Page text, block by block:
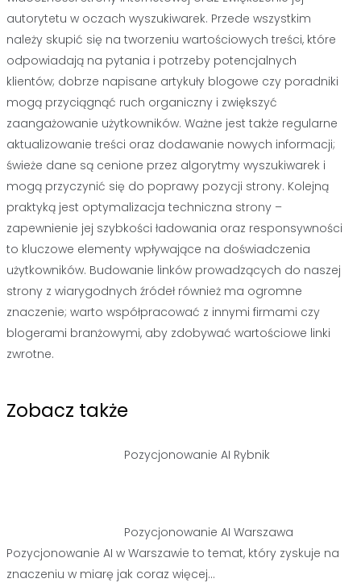
autorytetu w oczach wyszukiwarek. Przede wszystkim
należy skupić się na tworzeniu wartościowych treści, które
odpowiadają na pytania i potrzeby potencjalnych
klientów; dobrze napisane artykuły blogowe czy poradniki
mogą przyciągnąć ruch organiczny i zwiększyć
zaangażowanie użytkowników. Ważne jest także regularne
aktualizowanie treści oraz dodawanie nowych informacji;
świeże dane są cenione przez algorytmy wyszukiwarek i
mogą przyczynić się do poprawy pozycji strony. Kolejną
praktyką jest optymalizacja techniczna strony –
zapewnienie jej szybkości ładowania oraz responsywności
to kluczowe elementy wpływające na doświadczenia
użytkowników. Budowanie linków prowadzących do naszej
strony z wiarygodnych źródeł również ma ogromne
znaczenie; warto współpracować z innymi firmami czy
blogerami branżowymi, aby zdobywać wartościowe linki
zwrotne.
Zobacz także
Pozycjonowanie AI Rybnik
Pozycjonowanie AI Warszawa
Pozycjonowanie AI w Warszawie to temat, który zyskuje na
znaczeniu w miarę jak coraz więcej…